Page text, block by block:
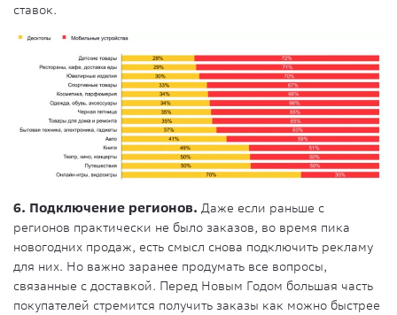
ставок.
6. Подключение регионов. Даже если раньше с
регионов практически не было заказов, во время пика
новогодних продаж, есть смысл снова подключить рекламу
для них. Но важно заранее продумать все вопросы,
связанные с доставкой. Перед Новым Годом большая часть
покупателей стремится получить заказы как можно быстрее